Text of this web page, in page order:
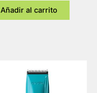
Añadir al carrito